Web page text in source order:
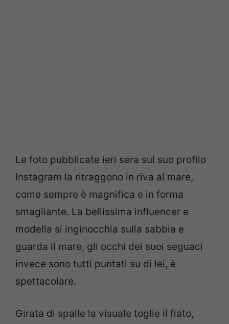
Le foto pubblicate ieri sera sul suo profilo
Instagram la ritraggono in riva al mare,
come sempre è magnifica e in forma
smagliante. La bellissima influencer e
modella si inginocchia sulla sabbia e
guarda il mare, gli occhi dei suoi seguaci
invece sono tutti puntati su di lei, è
spettacolare.
Girata di spalle la visuale toglie il fiato,